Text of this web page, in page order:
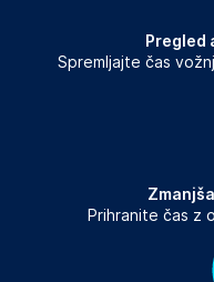
Pregled
Spremljajte čas
Prihranite čas z